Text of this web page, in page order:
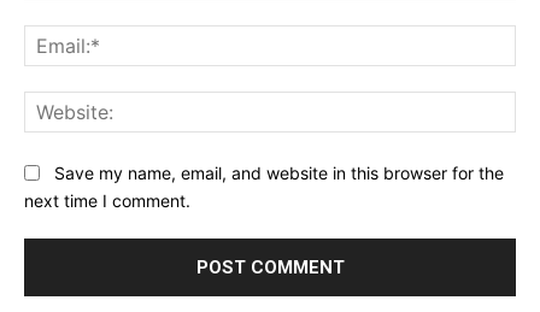
Save my name, email, and website in this browser for the
next time I comment.